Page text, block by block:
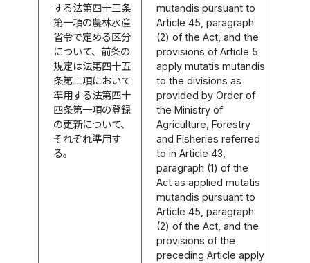
する法第四十三条
第一項の農林水産
省令で定める区分
について、前条の
規定は法第四十五
条第二項において
準用する法第四十
四条第一項の登録
の更新について、
それぞれ準用す
る。
mutandis pursuant to
Article 45, paragraph
(2) of the Act, and the
provisions of Article 5
apply mutatis mutandis
to the divisions as
provided by Order of
the Ministry of
Agriculture, Forestry
and Fisheries referred
to in Article 43,
paragraph (1) of the
Act as applied mutatis
mutandis pursuant to
Article 45, paragraph
(2) of the Act, and the
provisions of the
preceding Article apply